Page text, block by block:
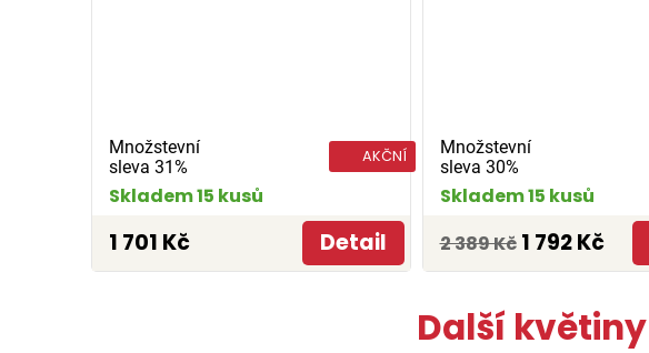
Množstevní
sleva 31%
AKČNÍ
Skladem 15 kusů
1 701 Kč Detail
Množstevní
sleva 30%
Skladem 15 kusů
2 389 Kč 1 792 Kč
Další